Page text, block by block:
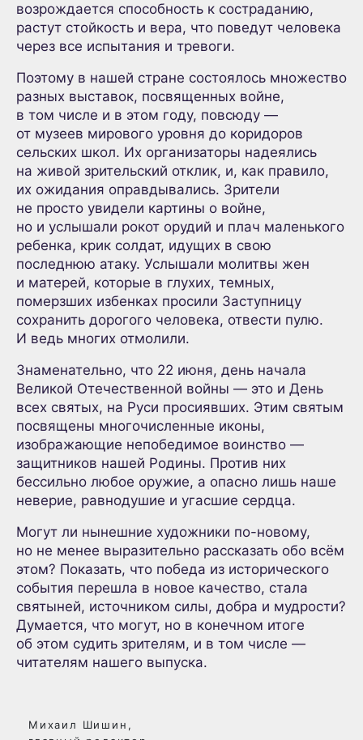
возрождается способность к состраданию,
растут стойкость и вера, что поведут человека
через все испытания и тревоги.
Поэтому в нашей стране состоялось множество
разных выставок, посвященных войне,
в том числе и в этом году, повсюду —
от музеев мирового уровня до коридоров
сельских школ. Их организаторы надеялись
на живой зрительский отклик, и, как правило,
их ожидания оправдывались. Зрители
не просто увидели картины о войне,
но и услышали рокот орудий и плач маленького
ребенка, крик солдат, идущих в свою
последнюю атаку. Услышали молитвы жен
и матерей, которые в глухих, темных,
померзших избенках просили Заступницу
сохранить дорогого человека, отвести пулю.
И ведь многих отмолили.
Знаменательно, что 22 июня, день начала
Великой Отечественной войны — это и День
всех святых, на Руси просиявших. Этим святым
посвящены многочисленные иконы,
изображающие непобедимое воинство —
защитников нашей Родины. Против них
бессильно любое оружие, а опасно лишь наше
неверие, равнодушие и угасшие сердца.
Могут ли нынешние художники по-новому,
но не менее выразительно рассказать обо всём
этом? Показать, что победа из исторического
события перешла в новое качество, стала
святыней, источником силы, добра и мудрости?
Думается, что могут, но в конечном итоге
об этом судить зрителям, и в том числе —
читателям нашего выпуска.
Михаил Шишин,